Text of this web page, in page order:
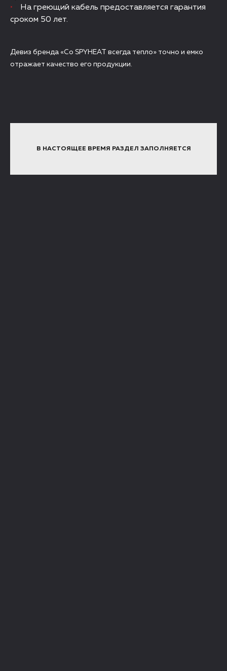
На греющий кабель предоставляется гарантия
сроком 50 лет.
Девиз бренда «Со SPYHEAT всегда тепло» точно и емко
отражает качество его продукции.
В НАСТОЯЩЕЕ ВРЕМЯ РАЗДЕЛ ЗАПОЛНЯЕТСЯ